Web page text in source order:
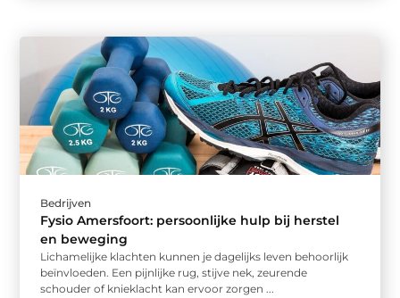
Bedrijven
Fysio Amersfoort: persoonlijke hulp bij herstel
en beweging
Lichamelijke klachten kunnen je dagelijks leven behoorlijk
beïnvloeden. Een pijnlijke rug, stijve nek, zeurende
schouder of knieklacht kan ervoor zorgen ...